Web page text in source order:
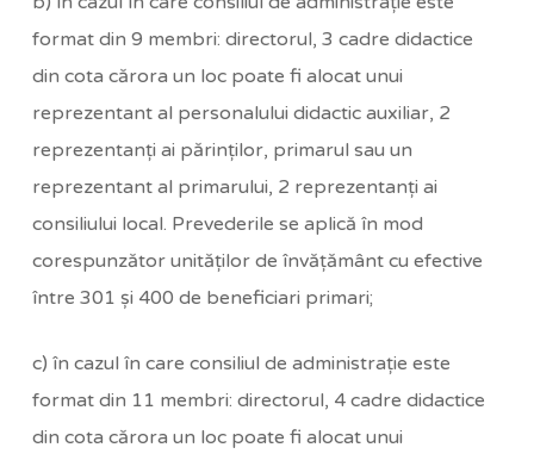
format din 9 membri: directorul, 3 cadre didactice
din cota cărora un loc poate fi alocat unui
reprezentant al personalului didactic auxiliar, 2
reprezentanţi ai părinţilor, primarul sau un
reprezentant al primarului, 2 reprezentanţi ai
consiliului local. Prevederile se aplică în mod
corespunzător unităţilor de învăţământ cu efective
între 301 şi 400 de beneficiari primari;
c) în cazul în care consiliul de administraţie este
format din 11 membri: directorul, 4 cadre didactice
din cota cărora un loc poate fi alocat unui